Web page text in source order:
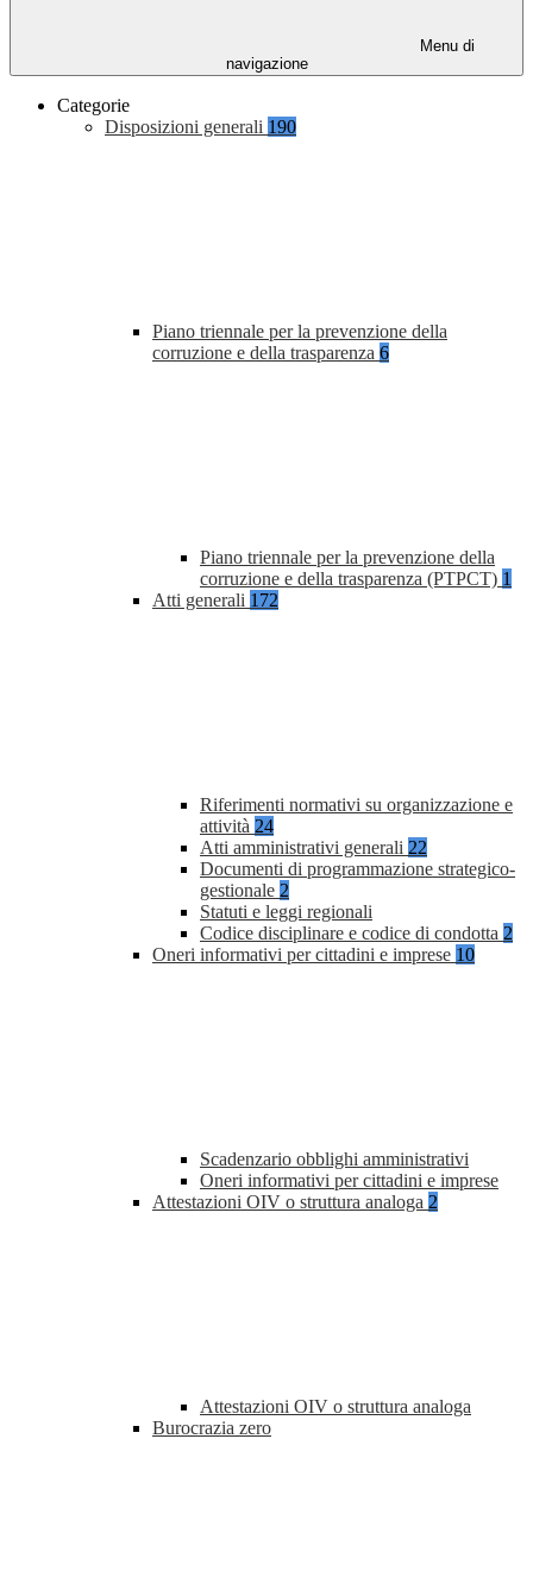
Menu di
navigazione
Categorie
Disposizioni generali 190
Piano triennale per la prevenzione della
corruzione e della trasparenza 6
Piano triennale per la prevenzione della
corruzione e della trasparenza (PTPCT) 1
Atti generali 172
Riferimenti normativi su organizzazione e
attività 24
Atti amministrativi generali 22
Documenti di programmazione strategico-
gestionale 2
Statuti e leggi regionali
Codice disciplinare e codice di condotta 2
Oneri informativi per cittadini e imprese 10
Scadenzario obblighi amministrativi
Oneri informativi per cittadini e imprese
Attestazioni OIV o struttura analoga 2
Attestazioni OIV o struttura analoga
Burocrazia zero